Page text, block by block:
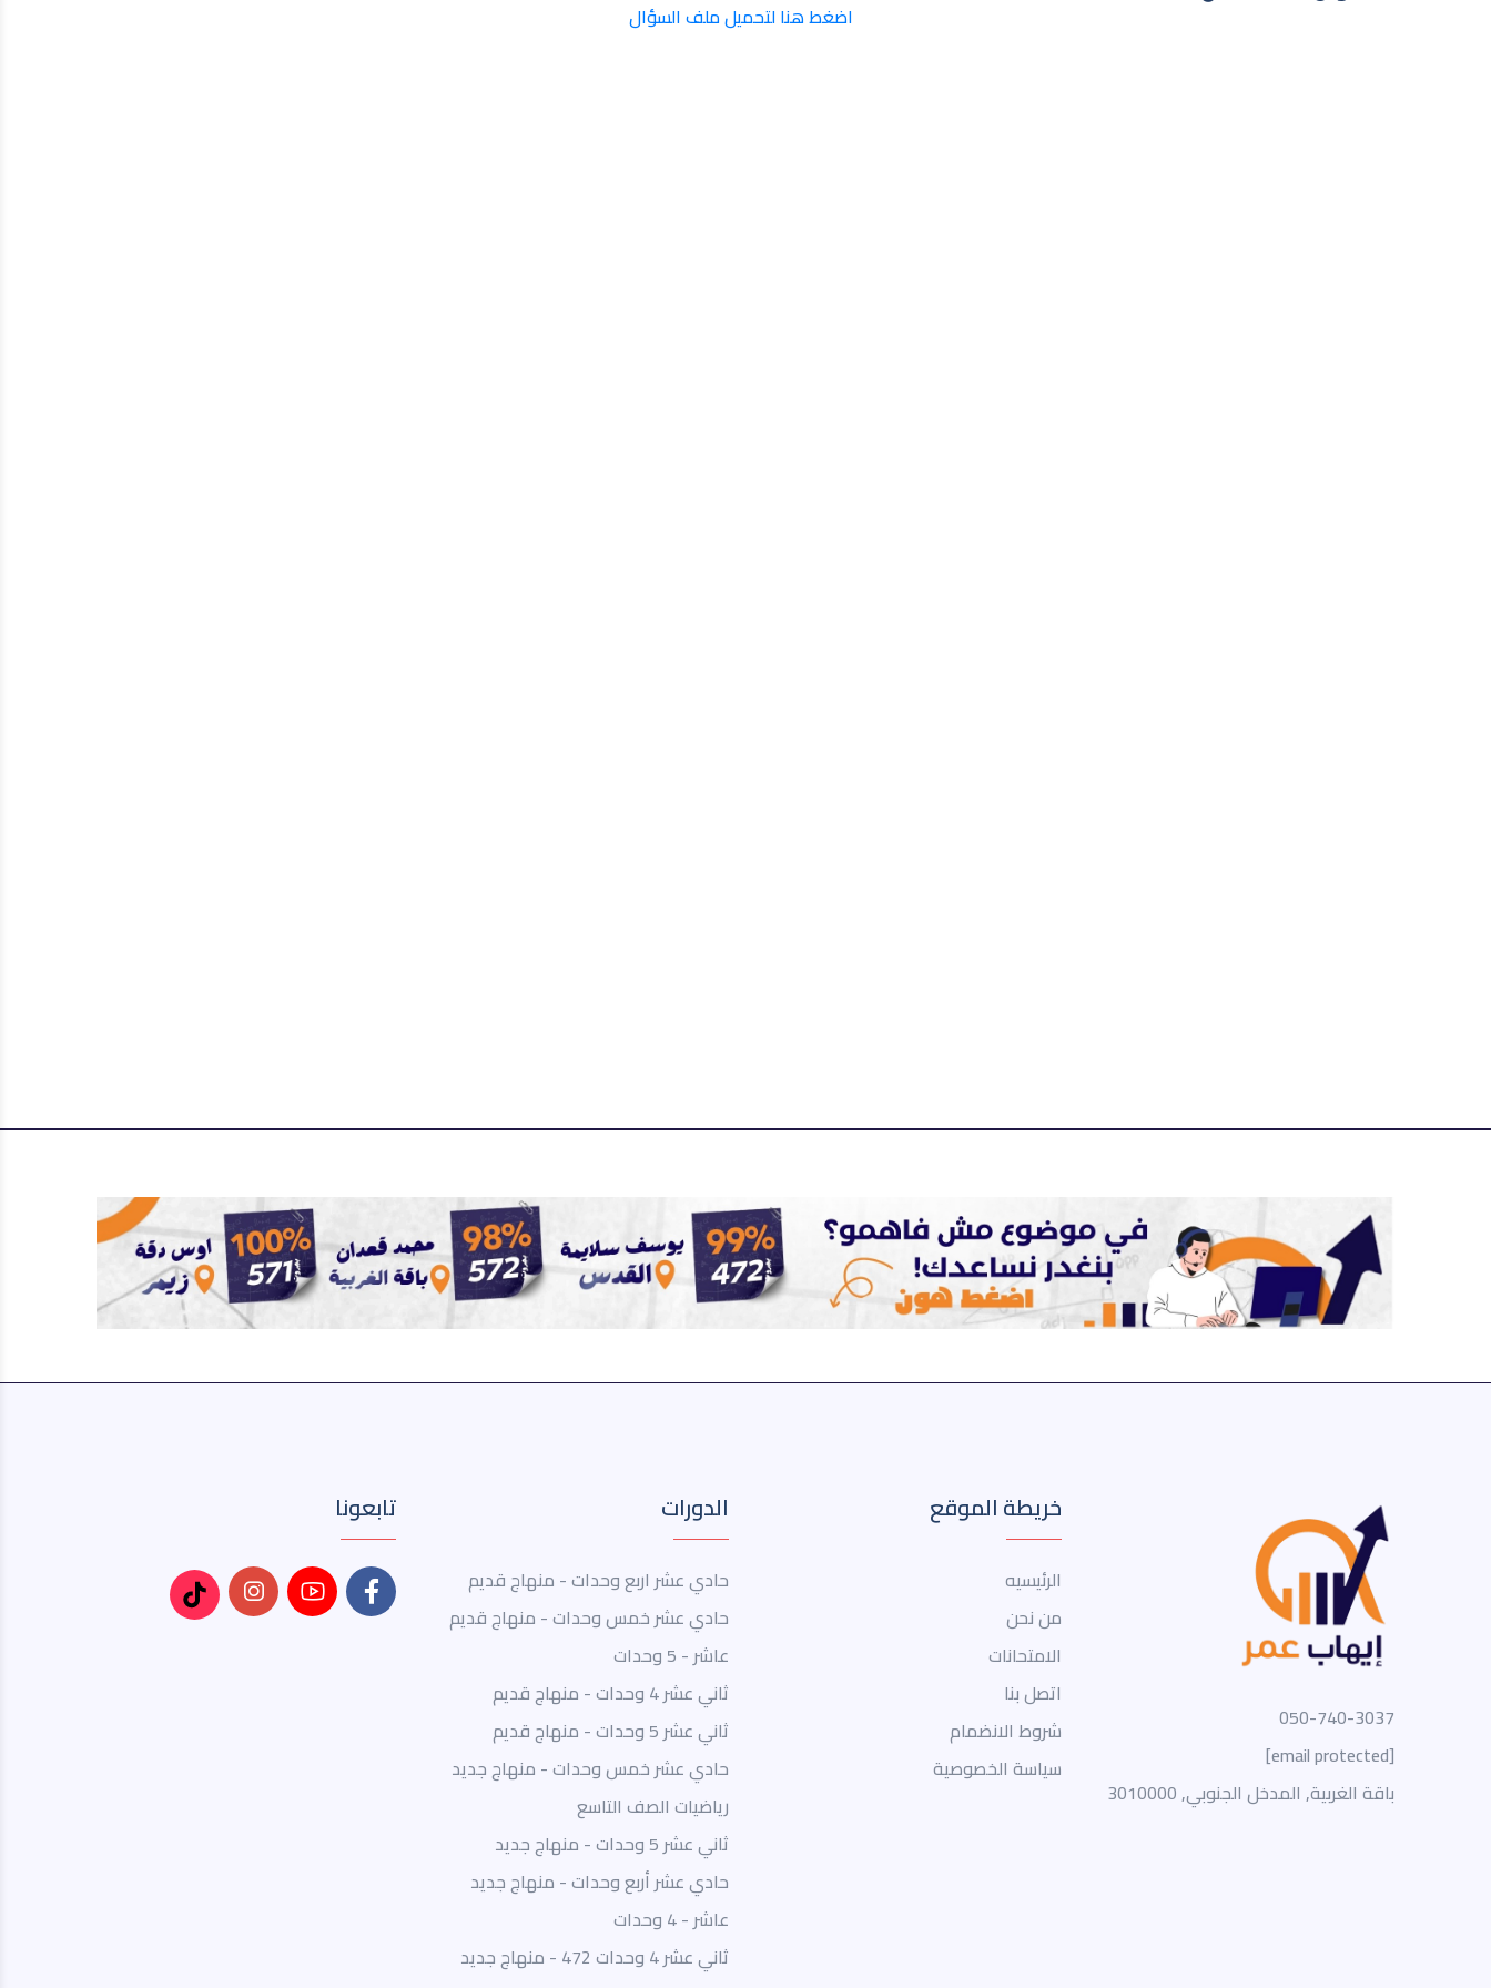
اضغط هنا لتحميل ملف السؤال
050-740-3037
[email protected]
باقة الغربية, المدخل الجنوبي, 3010000
خريطة الموقع
الرئيسيه
من نحن
الامتحانات
اتصل بنا
شروط الانضمام
سياسة الخصوصية
الدورات
حادي عشر اربع وحدات - منهاج قديم
حادي عشر خمس وحدات - منهاج قديم
عاشر - 5 وحدات
ثاني عشر 4 وحدات - منهاج قديم
ثاني عشر 5 وحدات - منهاج قديم
حادي عشر خمس وحدات - منهاج جديد
رياضيات الصف التاسع
ثاني عشر 5 وحدات - منهاج جديد
حادي عشر أربع وحدات - منهاج جديد
عاشر - 4 وحدات
ثاني عشر 4 وحدات 472 - منهاج جديد
تابعونا